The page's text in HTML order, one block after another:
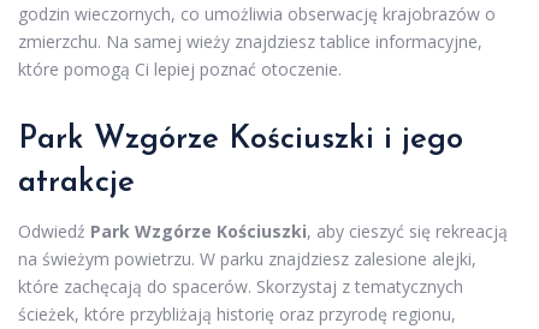
godzin wieczornych, co umożliwia obserwację krajobrazów o
zmierzchu. Na samej wieży znajdziesz tablice informacyjne,
które pomogą Ci lepiej poznać otoczenie.
Park Wzgórze Kościuszki i jego
atrakcje
Odwiedź Park Wzgórze Kościuszki, aby cieszyć się rekreacją
na świeżym powietrzu. W parku znajdziesz zalesione alejki,
które zachęcają do spacerów. Skorzystaj z tematycznych
ścieżek, które przybliżają historię oraz przyrodę regionu,